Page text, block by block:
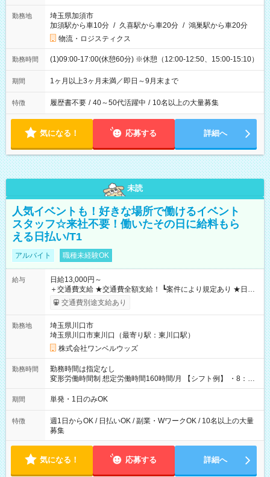
勤務地
埼玉県加須市
加須駅から車10分 / 久喜駅から車20分 / 鴻巣駅から車20分
物流・ロジスティクス
勤務時間 (1)09:00-17:00(休憩60分) ※休憩（12:00-12:50、15:00-15:10）
期間 1ヶ月以上3ヶ月未満／即日～9月末まで
特徴 履歴書不要 / 40～50代活躍中 / 10名以上の大量募集
気になる！ 応募する 詳細へ
未読
人気イベントも！好きな場所で働けるイベント
スタッフ☆来社不要！働いたその日に給料もら
える日払い/T1
アルバイト 職種未経験OK
給与
日給13,000円～
＋交通費支給 ★交通費全額支給！ ┗案件により規定あり ★日払
いOK！（規定あり） ┗働いたその日に現金GET♪ お仕事後はコ
ンビニATMから 日払い分を引き落とせます！ 【試用期間】試
交通費別途支給あり
勤務地
埼玉県川口市
埼玉県川口市東川口（最寄り駅：東川口駅）
株式会社ワンベルウッズ
勤務時間
勤務時間は指定なし
変形労働時間制 想定労働時間160時間/月 【シフト例】 ・8：00
～21：00
期間 単発・1日のみOK
特徴
週1日からOK / 日払いOK / 副業・WワークOK / 10名以上の大量
募集
気になる！ 応募する 詳細へ